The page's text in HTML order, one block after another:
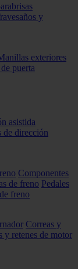
y
exteriores
puerta
asistida
de dirección
Componentes
de freno Pedales
freno
Correas y
y retenes de motor